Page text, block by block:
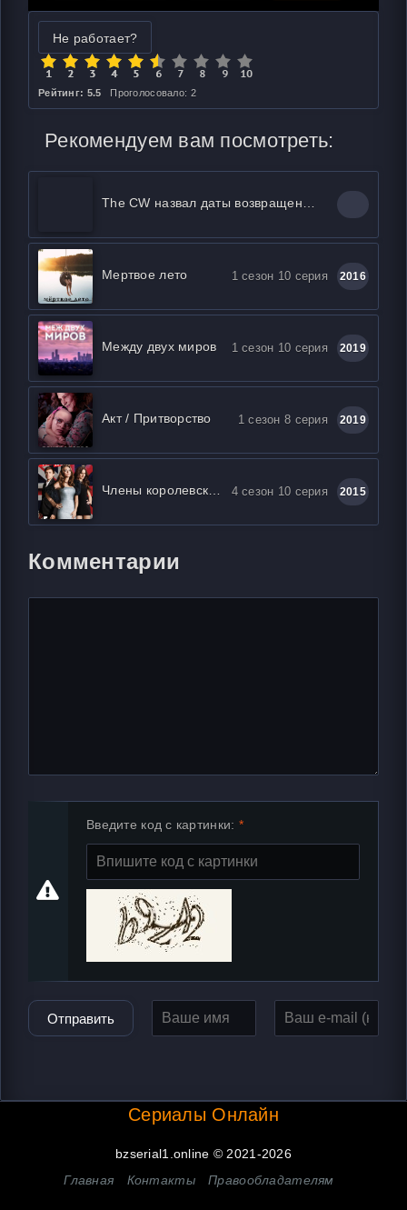
Не работает?
Рейтинг: 5.5 Проголосовало: 2
Рекомендуем вам посмотреть:
Мертвое лето 1 сезон 10 серия 2016
Между двух миров 1 сезон 10 серия 2019
Акт / Притворство 1 сезон 8 серия 2019
4 сезон 10 серия 2015
Комментарии
Введите код с картинки:
Отправить
Сериалы Онлайн
bzserial1.online © 2021-2026
Главная
Контакты Правообладателям